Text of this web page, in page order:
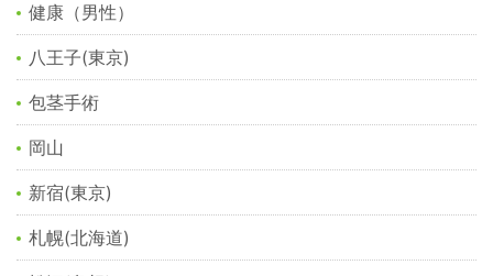
健康（男性）
八王子(東京)
包茎手術
岡山
新宿(東京)
札幌(北海道)